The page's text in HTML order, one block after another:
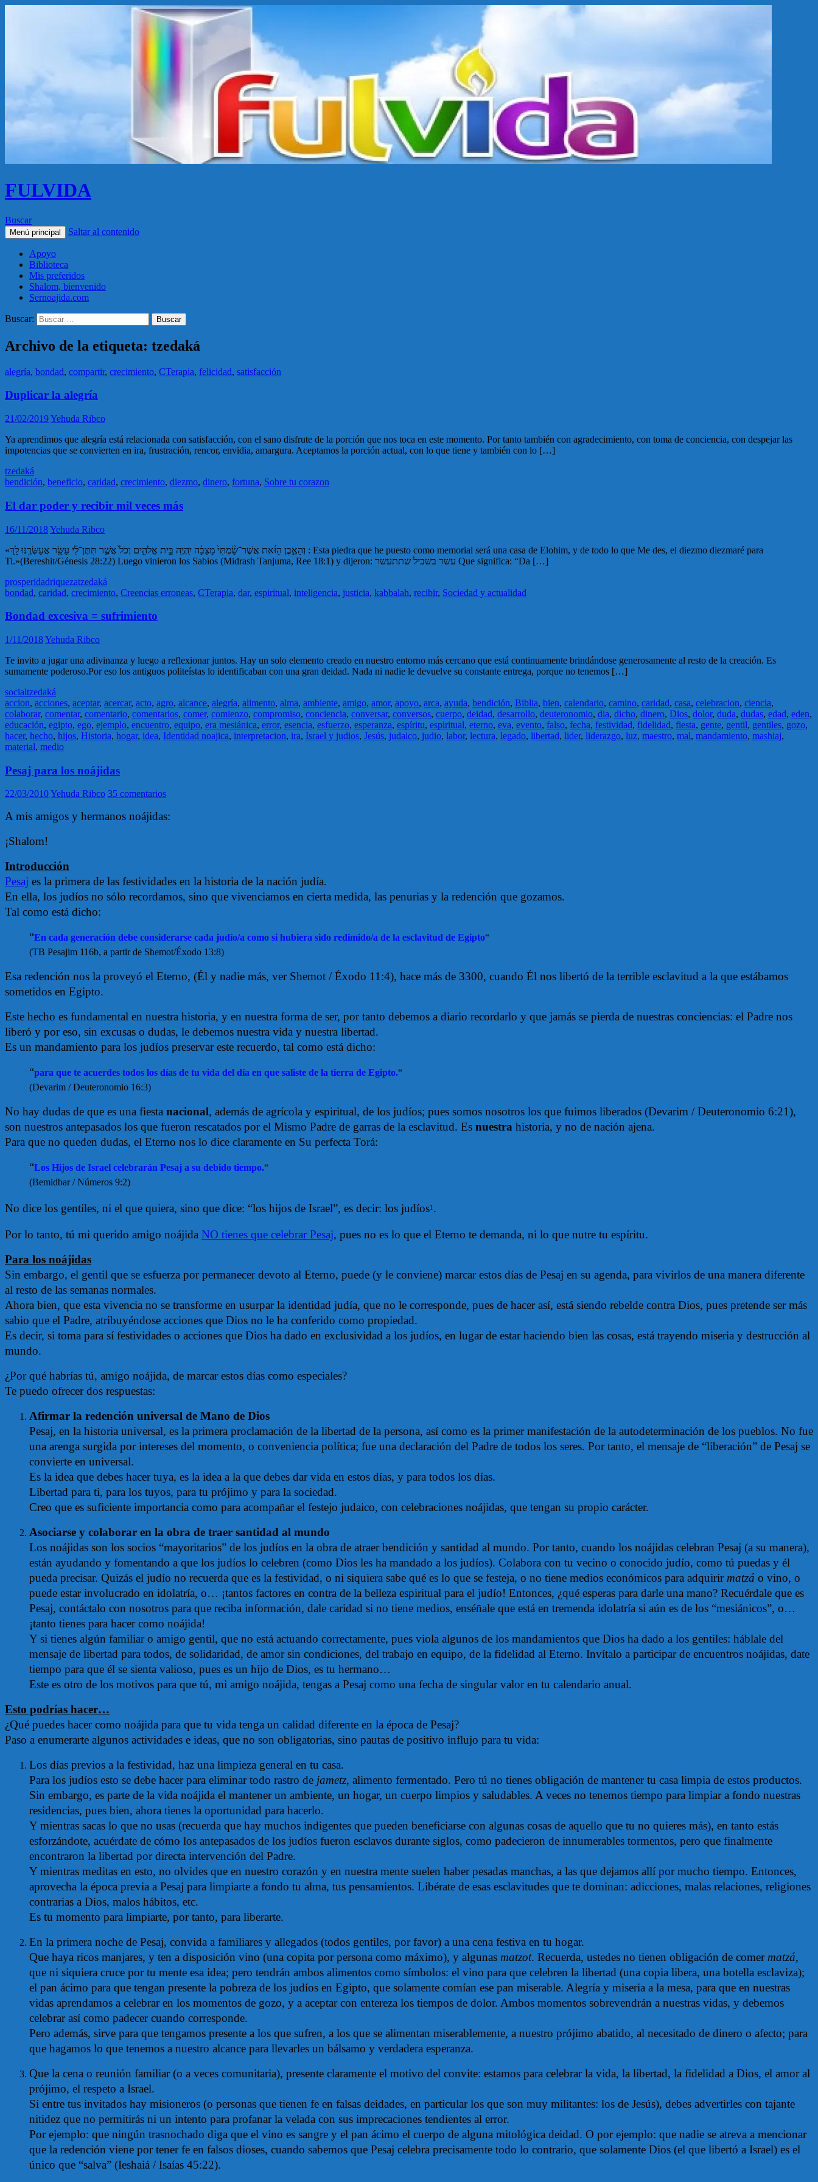
FULVIDA
Buscar
Menú principal Saltar al contenido
Apoyo
Biblioteca
Mis preferidos
Shalom, bienvenido
Sernoajida.com
Buscar:
Archivo de la etiqueta: tzedaká
alegría, bondad, compartir, crecimiento, CTerapia, felicidad, satisfacción
Duplicar la alegría
21/02/2019Yehuda Ribco
Ya aprendimos que alegría está relacionada con satisfacción, con el sano disfrute de la porción que nos toca en este momento. Por tanto también con agradecimiento, con toma de conciencia, con despejar las
impotencias que se convierten en ira, frustración, rencor, envidia, amargura. Aceptamos la porción actual, con lo que tiene y también con lo […]
tzedaká
bendición, beneficio, caridad, crecimiento, diezmo, dinero, fortuna, Sobre tu corazon
El dar poder y recibir mil veces más
16/11/2018Yehuda Ribco
«וְהָאֶ֣בֶן הַזֹּ֗את אֲשֶׁר־שַׂ֨מְתִּי֙ מַצֵּבָ֔ה יִֽהְיֶ֖ה בֵּ֣ית אֱלֹהִ֑ים וְכֹל֙ אֲשֶׁ֣ר תִּתֶּן־לִ֔י עַשֵּׂ֖ר אֲעַשְּׂרֶ֥נּוּ לָֽךְ : Esta piedra que he puesto como memorial será una casa de Elohim, y de todo lo que Me des, el diezmo diezmaré para
Ti.»(Bereshit/Génesis 28:22) Luego vinieron los Sabios (Midrash Tanjuma, Ree 18:1) y dijeron: עשר בשביל שתתעשר Que significa: “Da […]
prosperidadriquezatzedaká
bondad, caridad, crecimiento, Creencias erroneas, CTerapia, dar, espiritual, inteligencia, justicia, kabbalah, recibir, Sociedad y actualidad
Bondad excesiva = sufrimiento
1/11/2018Yehuda Ribco
Te invito a jugar una adivinanza y luego a reflexionar juntos. Hay un solo elemento creado en nuestro entorno más cercano que está continuamente brindándose generosamente al resto de la creación. Es
sumamente poderoso.Por eso los antiguos politeístas lo identificaban con una gran deidad. Nada ni nadie le devuelve su constante entrega, porque no tenemos […]
socialtzedaká
accion, acciones, aceptar, acercar, acto, agro, alcance, alegría, alimento, alma, ambiente, amigo, amor, apoyo, arca, ayuda, bendición, Biblia, bien, calendario, camino, caridad, casa, celebracion, ciencia,
colaborar, comentar, comentario, comentarios, comer, comienzo, compromiso, conciencia, conversar, conversos, cuerpo, deidad, desarrollo, deuteronomio, dia, dicho, dinero, Dios, dolor, duda, dudas, edad, eden,
educación, egipto, ego, ejemplo, encuentro, equipo, era mesiánica, error, esencia, esfuerzo, esperanza, espíritu, espiritual, eterno, eva, evento, falso, fecha, festividad, fidelidad, fiesta, gente, gentil, gentiles, gozo,
hacer, hecho, hijos, Historia, hogar, idea, Identidad noajica, interpretacion, ira, Israel y judios, Jesús, judaico, judio, labor, lectura, legado, libertad, lider, liderazgo, luz, maestro, mal, mandamiento, mashiaj,
material, medio
Pesaj para los noájidas
22/03/2010Yehuda Ribco 35 comentarios
A mis amigos y hermanos noájidas:
¡Shalom!
Introducción
Pesaj es la primera de las festividades en la historia de la nación judía.
En ella, los judíos no sólo recordamos, sino que vivenciamos en cierta medida, las penurias y la redención que gozamos.
Tal como está dicho:
“En cada generación debe considerarse cada judío/a como si hubiera sido redimido/a de la esclavitud de Egipto“
(TB Pesajim 116b, a partir de Shemot/Éxodo 13:8)
Esa redención nos la proveyó el Eterno, (Él y nadie más, ver Shemot / Éxodo 11:4), hace más de 3300, cuando Él nos libertó de la terrible esclavitud a la que estábamos
sometidos en Egipto.
Este hecho es fundamental en nuestra historia, y en nuestra forma de ser, por tanto debemos a diario recordarlo y que jamás se pierda de nuestras conciencias: el Padre nos
liberó y por eso, sin excusas o dudas, le debemos nuestra vida y nuestra libertad.
Es un mandamiento para los judíos preservar este recuerdo, tal como está dicho:
“para que te acuerdes todos los días de tu vida del día en que saliste de la tierra de Egipto.“
(Devarim / Deuteronomio 16:3)
No hay dudas de que es una fiesta nacional, además de agrícola y espiritual, de los judíos; pues somos nosotros los que fuimos liberados (Devarim / Deuteronomio 6:21),
son nuestros antepasados los que fueron rescatados por el Mismo Padre de garras de la esclavitud. Es nuestra historia, y no de nación ajena.
Para que no queden dudas, el Eterno nos lo dice claramente en Su perfecta Torá:
“Los Hijos de Israel celebrarán Pesaj a su debido tiempo.“
(Bemidbar / Números 9:2)
No dice los gentiles, ni el que quiera, sino que dice: “los hijos de Israel”, es decir: los judíos1 .
Por lo tanto, tú mi querido amigo noájida NO tienes que celebrar Pesaj, pues no es lo que el Eterno te demanda, ni lo que nutre tu espíritu.
Para los noájidas
Sin embargo, el gentil que se esfuerza por permanecer devoto al Eterno, puede (y le conviene) marcar estos días de Pesaj en su agenda, para vivirlos de una manera diferente
al resto de las semanas normales.
Ahora bien, que esta vivencia no se transforme en usurpar la identidad judía, que no le corresponde, pues de hacer así, está siendo rebelde contra Dios, pues pretende ser más
sabio que el Padre, atribuyéndose acciones que Dios no le ha conferido como propiedad.
Es decir, si toma para sí festividades o acciones que Dios ha dado en exclusividad a los judíos, en lugar de estar haciendo bien las cosas, está trayendo miseria y destrucción al
mundo.
¿Por qué habrías tú, amigo noájida, de marcar estos días como especiales?
Te puedo ofrecer dos respuestas:
Afirmar la redención universal de Mano de Dios
Pesaj, en la historia universal, es la primera proclamación de la libertad de la persona, así como es la primer manifestación de la autodeterminación de los pueblos. No fue
una arenga surgida por intereses del momento, o conveniencia política; fue una declaración del Padre de todos los seres. Por tanto, el mensaje de “liberación” de Pesaj se
convierte en universal.
Es la idea que debes hacer tuya, es la idea a la que debes dar vida en estos días, y para todos los días.
Libertad para ti, para los tuyos, para tu prójimo y para la sociedad.
Creo que es suficiente importancia como para acompañar el festejo judaico, con celebraciones noájidas, que tengan su propio carácter.
Asociarse y colaborar en la obra de traer santidad al mundo
Los noájidas son los socios “mayoritarios” de los judíos en la obra de atraer bendición y santidad al mundo. Por tanto, cuando los noájidas celebran Pesaj (a su manera),
están ayudando y fomentando a que los judíos lo celebren (como Dios les ha mandado a los judíos). Colabora con tu vecino o conocido judío, como tú puedas y él
pueda precisar. Quizás el judío no recuerda que es la festividad, o ni siquiera sabe qué es lo que se festeja, o no tiene medios económicos para adquirir matzá o vino, o
puede estar involucrado en idolatría, o… ¡tantos factores en contra de la belleza espiritual para el judío! Entonces, ¿qué esperas para darle una mano? Recuérdale que es
Pesaj, contáctalo con nosotros para que reciba información, dale caridad si no tiene medios, enséñale que está en tremenda idolatría si aún es de los “mesiánicos”, o…
¡tanto tienes para hacer como noájida!
Y si tienes algún familiar o amigo gentil, que no está actuando correctamente, pues viola algunos de los mandamientos que Dios ha dado a los gentiles: háblale del
mensaje de libertad para todos, de solidaridad, de amor sin condiciones, del trabajo en equipo, de la fidelidad al Eterno. Invítalo a participar de encuentros noájidas, date
tiempo para que él se sienta valioso, pues es un hijo de Dios, es tu hermano…
Este es otro de los motivos para que tú, mi amigo noájida, tengas a Pesaj como una fecha de singular valor en tu calendario anual.
Esto podrías hacer…
¿Qué puedes hacer como noájida para que tu vida tenga un calidad diferente en la época de Pesaj?
Paso a enumerarte algunos actividades e ideas, que no son obligatorias, sino pautas de positivo influjo para tu vida:
Los días previos a la festividad, haz una limpieza general en tu casa.
Para los judíos esto se debe hacer para eliminar todo rastro de jametz, alimento fermentado. Pero tú no tienes obligación de mantener tu casa limpia de estos productos.
Sin embargo, es parte de la vida noájida el mantener un ambiente, un hogar, un cuerpo limpios y saludables. A veces no tenemos tiempo para limpiar a fondo nuestras
residencias, pues bien, ahora tienes la oportunidad para hacerlo.
Y mientras sacas lo que no usas (recuerda que hay muchos indigentes que pueden beneficiarse con algunas cosas de aquello que tu no quieres más), en tanto estás
esforzándote, acuérdate de cómo los antepasados de los judíos fueron esclavos durante siglos, como padecieron de innumerables tormentos, pero que finalmente
encontraron la libertad por directa intervención del Padre.
Y mientras meditas en esto, no olvides que en nuestro corazón y en nuestra mente suelen haber pesadas manchas, a las que dejamos allí por mucho tiempo. Entonces,
aprovecha la época previa a Pesaj para limpiarte a fondo tu alma, tus pensamientos. Libérate de esas esclavitudes que te dominan: adicciones, malas relaciones, religiones
contrarias a Dios, malos hábitos, etc.
Es tu momento para limpiarte, por tanto, para liberarte.
En la primera noche de Pesaj, convida a familiares y allegados (todos gentiles, por favor) a una cena festiva en tu hogar.
Que haya ricos manjares, y ten a disposición vino (una copita por persona como máximo), y algunas matzot. Recuerda, ustedes no tienen obligación de comer matzá,
que ni siquiera cruce por tu mente esa idea; pero tendrán ambos alimentos como símbolos: el vino para que celebren la libertad (una copia libera, una botella esclaviza);
el pan ácimo para que tengan presente la pobreza de los judíos en Egipto, que solamente comían ese pan miserable. Alegría y miseria a la mesa, para que en nuestras
vidas aprendamos a celebrar en los momentos de gozo, y a aceptar con entereza los tiempos de dolor. Ambos momentos sobrevendrán a nuestras vidas, y debemos
celebrar así como padecer cuando corresponde.
Pero además, sirve para que tengamos presente a los que sufren, a los que se alimentan miserablemente, a nuestro prójimo abatido, al necesitado de dinero o afecto; para
que hagamos lo que tenemos a nuestro alcance para llevarles un bálsamo y verdadera esperanza.
Que la cena o reunión familiar (o a veces comunitaria), presente claramente el motivo del convite: estamos para celebrar la vida, la libertad, la fidelidad a Dios, el amor al
prójimo, el respeto a Israel.
Si entre tus invitados hay misioneros (o personas que tienen fe en falsas deidades, en particular los que son muy militantes: los de Jesús), debes advertirles con tajante
nitidez que no permitirás ni un intento para profanar la velada con sus imprecaciones tendientes al error.
Por ejemplo: que ningún trasnochado diga que el vino es sangre y el pan ácimo el cuerpo de alguna mitológica deidad. O por ejemplo: que nadie se atreva a mencionar
que la redención viene por tener fe en falsos dioses, cuando sabemos que Pesaj celebra precisamente todo lo contrario, que solamente Dios (el que libertó a Israel) es el
único que “salva” (Ieshaiá / Isaías 45:22).